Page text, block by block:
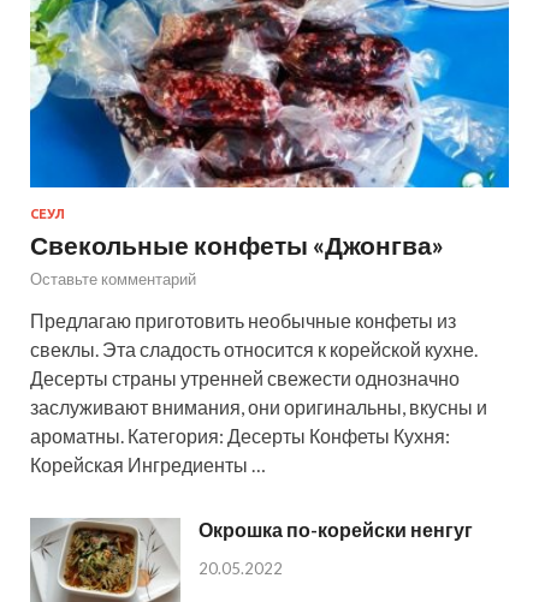
СЕУЛ
Свекольные конфеты «Джонгва»
Оставьте комментарий
Предлагаю приготовить необычные конфеты из
свеклы. Эта сладость относится к корейской кухне.
Десерты страны утренней свежести однозначно
заслуживают внимания, они оригинальны, вкусны и
ароматны. Категория: Десерты Конфеты Кухня:
Корейская Ингредиенты …
Окрошка по-корейски ненгуг
20.05.2022